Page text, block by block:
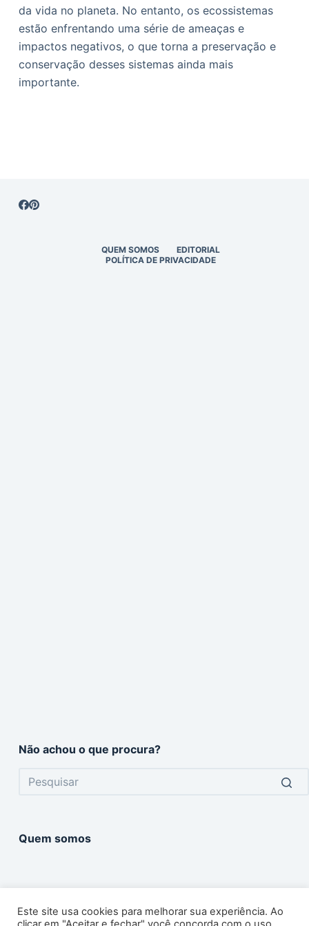
da vida no planeta. No entanto, os ecossistemas
estão enfrentando uma série de ameaças e
impactos negativos, o que torna a preservação e
conservação desses sistemas ainda mais
importante.
QUEM SOMOS
EDITORIAL
POLÍTICA DE PRIVACIDADE
Não achou o que procura?
Quem somos
Este site usa cookies para melhorar sua experiência. Ao